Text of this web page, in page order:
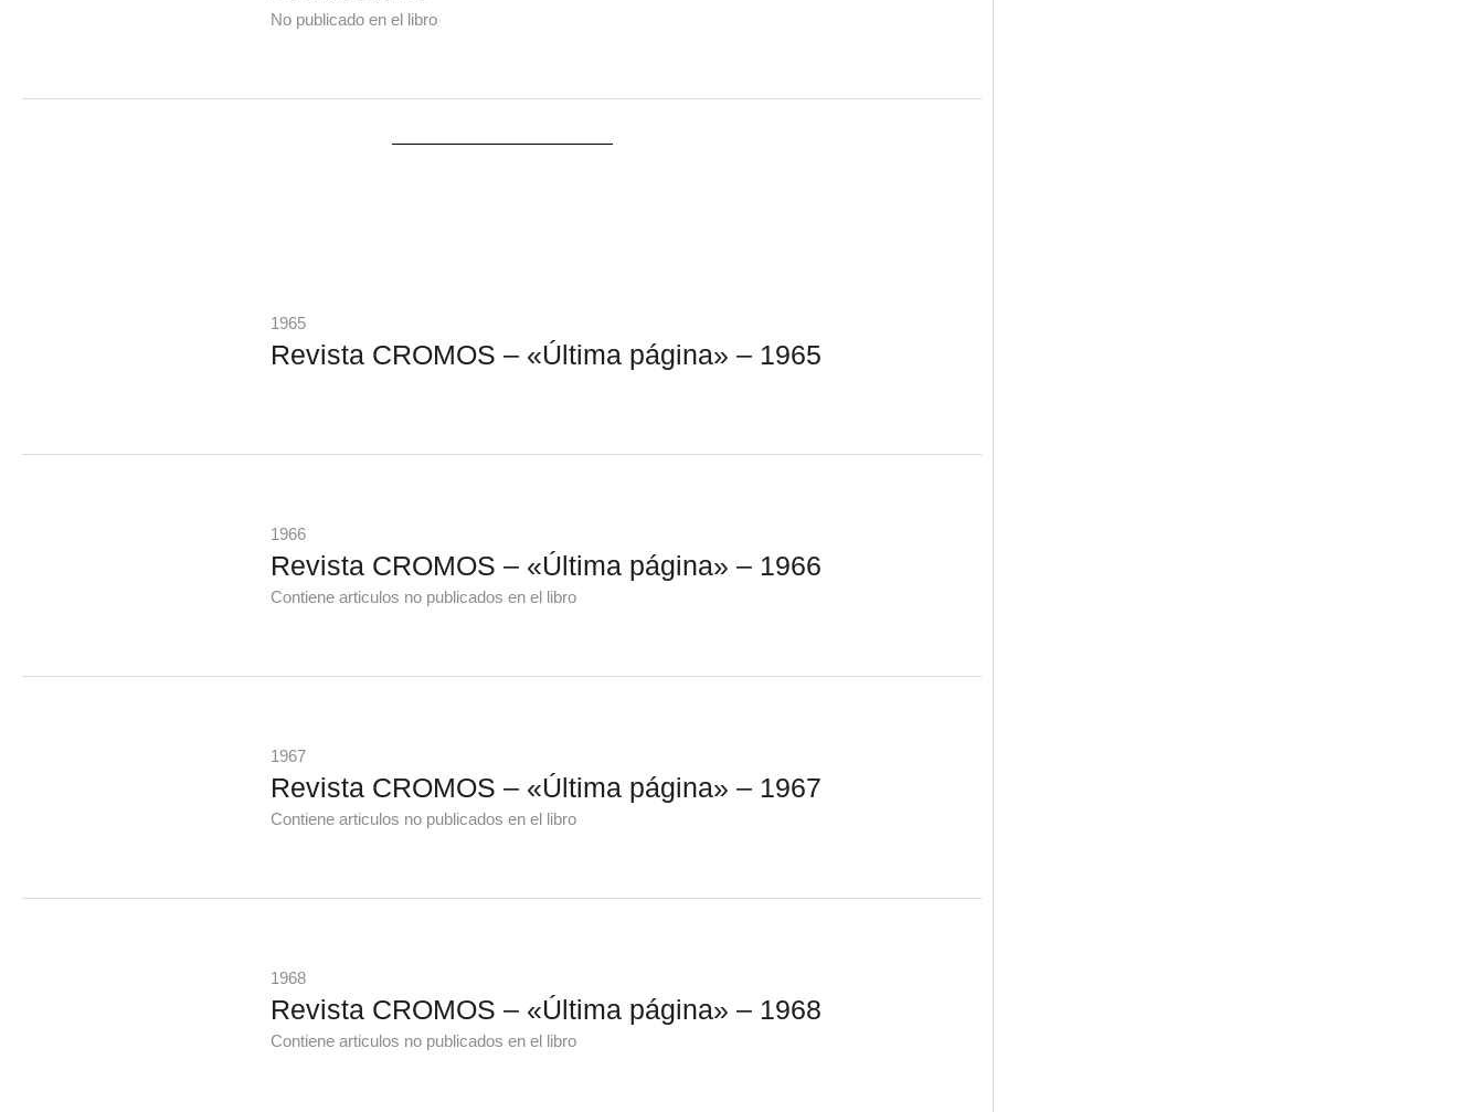
No publicado en el libro
1965
Revista CROMOS – «Última página» – 1965
1966
Revista CROMOS – «Última página» – 1966
Contiene articulos no publicados en el libro
1967
Revista CROMOS – «Última página» – 1967
Contiene articulos no publicados en el libro
1968
Revista CROMOS – «Última página» – 1968
Contiene articulos no publicados en el libro